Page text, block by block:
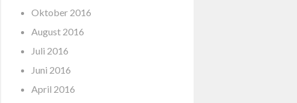
Oktober 2016
August 2016
Juli 2016
Juni 2016
April 2016